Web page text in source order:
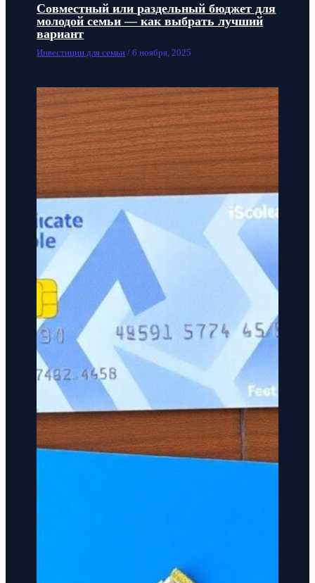
Совместный или раздельный бюджет для
молодой семьи — как выбрать лучший
вариант
Инвестиции для семьи /6 ноября, 2025